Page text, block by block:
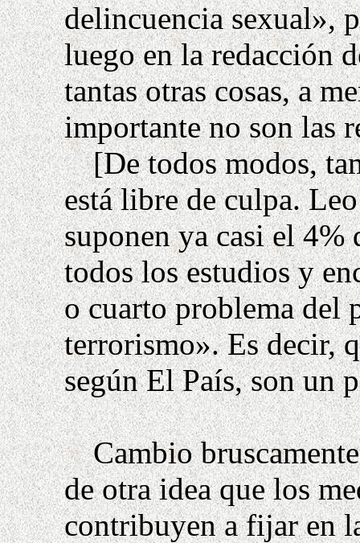
delincuencia sexual»,
luego en la redacción
tantas otras cosas, a
importante no son las
[De todos modos,
está libre de culpa.
suponen ya casi el 4%
todos los estudios y
o cuarto problema del
terrorismo». Es decir,
segúnEl País,son un
Cambio
de otra idea que los
contribuyen a fijar en